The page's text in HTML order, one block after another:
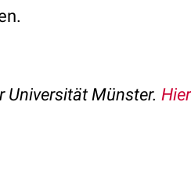
Universität Münster. Hier